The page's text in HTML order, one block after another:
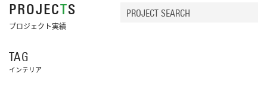
PROJECTS
プロジェクト実績
TAG
インテリア